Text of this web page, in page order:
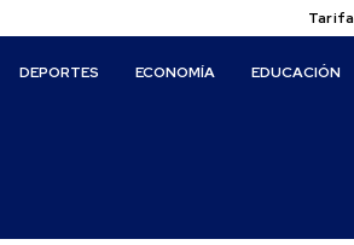
DEPORTES ECONOMÍA EDUCACIÓN